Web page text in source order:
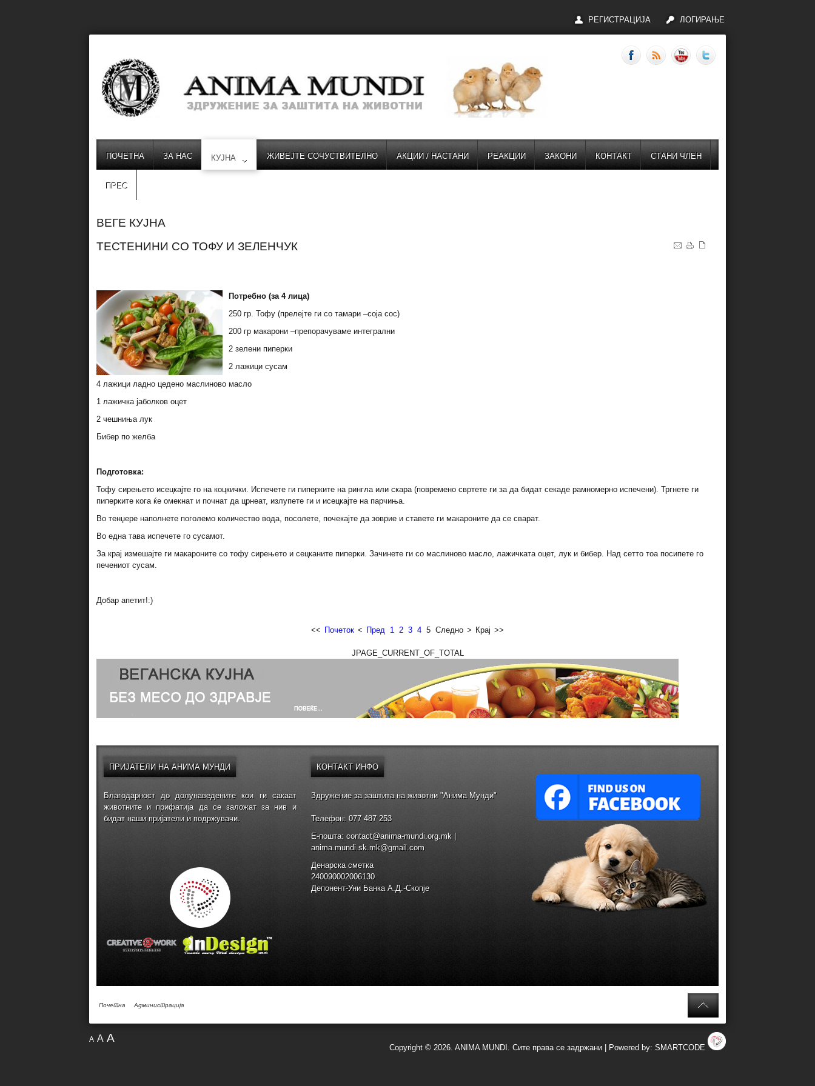
ЛОГИРАЊЕ
РЕГИСТРАЦИЈА
ПОЧЕТНА ЗА НАС КУЈНА ЖИВЕЈТЕ СОЧУСТВИТЕЛНО АКЦИИ / НАСТАНИ РЕАКЦИИ ЗАКОНИ КОНТАКТ СТАНИ ЧЛЕН
ПРЕС
ВЕГЕ КУЈНА
ТЕСТЕНИНИ СО ТОФУ И ЗЕЛЕНЧУК
Потребно (за 4 лица)
250 гр. Тофу (прелејте ги со тамари –соја сос)
200 гр макарони –препорачуваме интегрални
2 зелени пиперки
2 лажици сусам
4 лажици ладно цедено маслиново масло
1 лажичка јаболков оцет
2 чешниња лук
Бибер по желба
Подготовка:
Тофу сирењето исецкајте го на коцкички. Испечете ги пиперките на рингла или скара (повремено свртете ги за да бидат секаде рамномерно испечени). Тргнете ги
пиперките кога ќе омекнат и почнат да црнеат, излупете ги и исецкајте на парчиња.
Во тенџере наполнете поголемо количество вода, посолете, почекајте да зоврие и ставете ги макароните да се сварат.
Во една тава испечете го сусамот.
За крај измешајте ги макароните со тофу сирењето и сецканите пиперки. Зачинете ги со маслиново масло, лажичката оцет, лук и бибер. Над сетто тоа посипете го
печениот сусам.
Добар апетит!:)
<< Почеток < Пред 1 2 3 4 5 Следно > Крај >>
JPAGE_CURRENT_OF_TOTAL
ПРИЈАТЕЛИНА АНИМА МУНДИ
Благодарност до долунаведените кои ги сакаат
животните и прифатија да се заложат за нив и
бидат наши пријатели и подржувачи.
КОНТАКТИНФО
Здружение за заштита на животни "Анима Мунди"
Телефон: 077 487 253
E-пошта: contact@anima-mundi.org.mk |
anima.mundi.sk.mk@gmail.com
Денарска сметка
240090002006130
Депонент-Уни Банка А.Д.-Скопје
Почетна Администрација
A A A
Copyright © 2026. ANIMA MUNDI. Сите права се задржани | Powered by: SMARTCODE